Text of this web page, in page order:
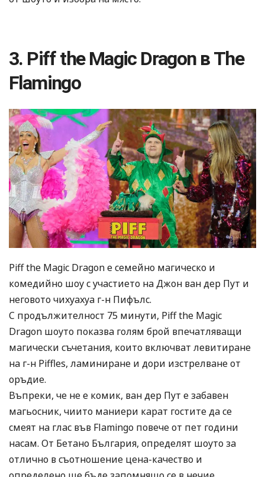
3. Piff the Magic Dragon в The
Flamingo
Piff the Magic Dragon е семейно магическо и
комедийно шоу с участието на Джон ван дер Пут и
неговото чихуахуа г-н Пифълс.
С продължителност 75 минути, Piff the Magic
Dragon шоуто показва голям брой впечатляващи
магически съчетания, които включват левитиране
на г-н Piffles, ламиниране и дори изстрелване от
оръдие.
Въпреки, че не е комик, ван дер Пут е забавен
магьосник, чиито маниери карат гостите да се
смеят на глас във Flamingo повече от пет години
насам. От Бетано България, определят шоуто за
отлично в съотношение цена-качество и